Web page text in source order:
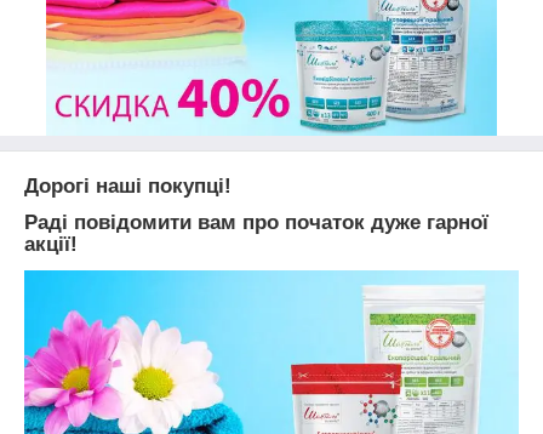
Дорогі наші покупці!
Раді повідомити вам про початок дуже гарної
акції!